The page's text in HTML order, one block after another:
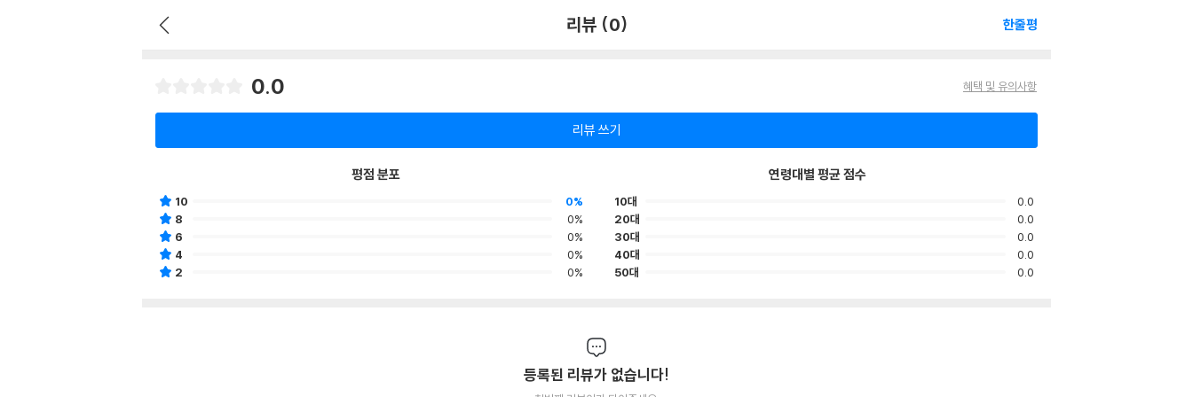
리뷰 (0) 한줄평
0.0 혜택 및 유의사항
리뷰 쓰기
평점 분포
10
0%
8
0%
6
0%
4
0%
2
0%
연령대별 평균 점수
10대
0.0
20대
0.0
30대
0.0
40대
0.0
50대
0.0
등록된 리뷰가 없습니다!